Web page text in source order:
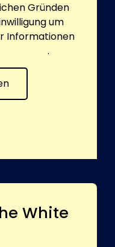
Gründen
um
Informationen
.
White